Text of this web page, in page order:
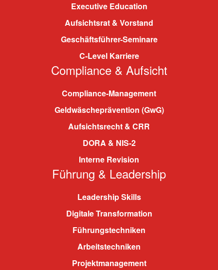
Executive Education
Aufsichtsrat & Vorstand
Geschäftsführer-Seminare
C-Level Karriere
Compliance & Aufsicht
Compliance-Management
Geldwäscheprävention (GwG)
Aufsichtsrecht & CRR
DORA & NIS-2
Interne Revision
Führung & Leadership
Leadership Skills
Digitale Transformation
Führungstechniken
Arbeitstechniken
Projektmanagement